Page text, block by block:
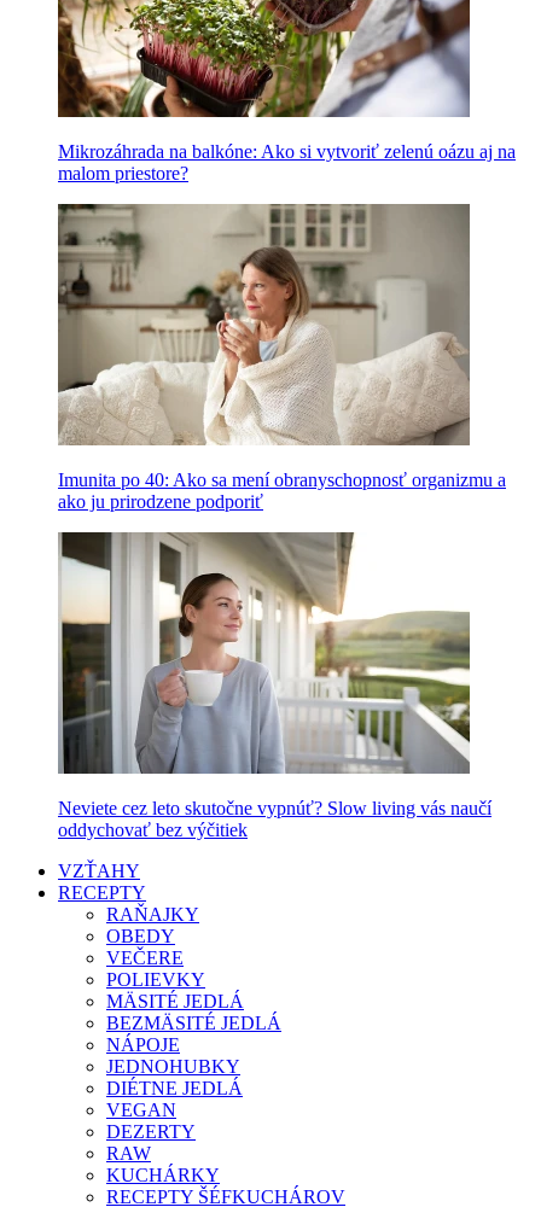
Mikrozáhrada na balkóne: Ako si vytvoriť zelenú oázu aj na
malom priestore?
Imunita po 40: Ako sa mení obranyschopnosť organizmu a
ako ju prirodzene podporiť
Neviete cez leto skutočne vypnúť? Slow living vás naučí
oddychovať bez výčitiek
VZŤAHY
RECEPTY
RAŇAJKY
OBEDY
VEČERE
POLIEVKY
MÄSITÉ JEDLÁ
BEZMÄSITÉ JEDLÁ
NÁPOJE
JEDNOHUBKY
DIÉTNE JEDLÁ
VEGAN
DEZERTY
RAW
KUCHÁRKY
RECEPTY ŠÉFKUCHÁROV